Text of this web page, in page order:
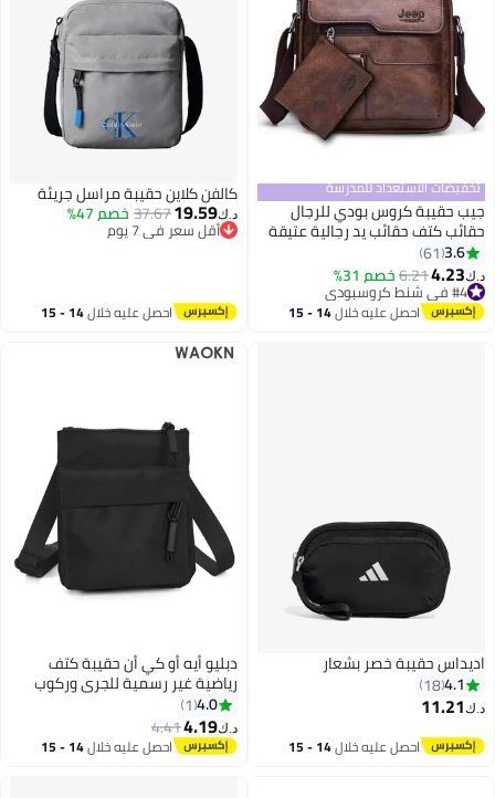
تخفيضات الاستعداد للمدرسة
جيب حقيبة كروس بودي للرجال
حقائب كتف حقائب يد رجالية عتيقة
حقيبة جلدية بولي يوريثين بسعة
كبيرة للرجال حقائب رسول حقيبة
حمل محفظة، بني
3.6
61
د.ك‏4.23
6.21خصم 31% #4 في شنط كروسبودي
أقل سعر في 30 يوم
#4 في شنط كروسبودي احصل عليه خلال 14 - 15
كالفن كلاين حقيبة مراسل جريئة
د.ك‏19.59
37.67خصم 47%
أقل سعر في 7 يوم
أقل سعر في 7 يوم
احصل عليه خلال 14 - 15
اديداس حقيبة خصر بشعار
4.1
18
د.ك‏11.21
احصل عليه خلال 14 - 15
دبليو أيه أو كي أن حقيبة كتف
رياضية غير رسمية للجري وركوب
الدراجات، مناسبة للرجال والنساء،
مصنوعة من النايلون، تحتوي على
جيب للهاتف المحمول، حقيبة أنيقة
وعملية للأنشطة الخارجية والرياضية،
4.0
1
د.ك‏4.19
4.41
احصل عليه خلال 14 - 15